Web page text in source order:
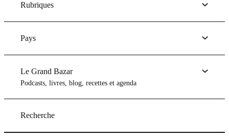
Rubriques
Pays
Le Grand Bazar
Podcasts, livres, blog, recettes et agenda
Recherche